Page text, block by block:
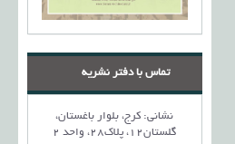
تماس با دفتر نشریه
نشانی: کرج، بلوار باغستان،
گلستان12، پلاک28، واحد 2